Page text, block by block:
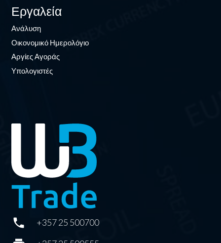
Εργαλεία
Ανάλυση
Οικονομικό Ημερολόγιο
Αργίες Αγοράς
Υπολογιστές
phone +357 25 500700